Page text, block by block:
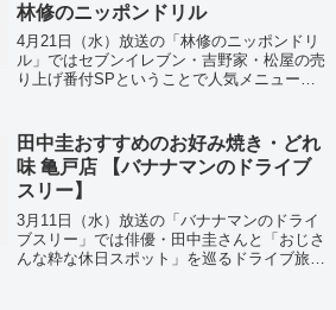
林修のニッポンドリル
4月21日（水）放送の「林修のニッポンドリ
ル」ではセブンイレブン・吉野家・松屋の売
り上げ番付SPということで人気メニューな
田中圭おすすめのお好み焼き・どれ
味 亀戸店 【バナナマンのドライブ
スリー】
3月11日（水）放送の「バナナマンのドライ
ブスリー」では俳優・田中圭さんと「おじさ
んな粋な休日スポット」を巡るドライブ旅！